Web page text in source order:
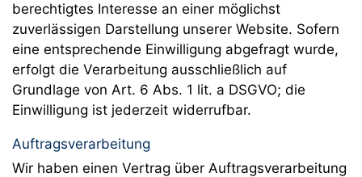
berechtigtes Interesse an einer möglichst
zuverlässigen Darstellung unserer Website. Sofern
eine entsprechende Einwilligung abgefragt wurde,
erfolgt die Verarbeitung ausschließlich auf
Grundlage von Art. 6 Abs. 1 lit. a DSGVO; die
Einwilligung ist jederzeit widerrufbar.
Auftragsverarbeitung
Wir haben einen Vertrag über Auftragsverarbeitung